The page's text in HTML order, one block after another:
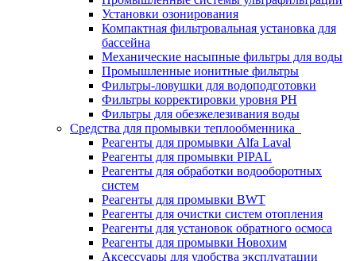
Установки озонирования
Компактная фильтровальная установка для
бассейна
Механические насыпные фильтры для воды
Промышленные ионитные фильтры
Фильтры-ловушки для водоподготовки
Фильтры корректировки уровня PH
Фильтры для обезжелезивания воды
Средства для промывки теплообменника
Реагенты для промывки Alfa Laval
Реагенты для промывки PIPAL
Реагенты для обработки водооборотных
систем
Реагенты для промывки BWT
Реагенты для очистки систем отопления
Реагенты для установок обратного осмоса
Реагенты для промывки Новохим
Аксессуары для удобства эксплуатации